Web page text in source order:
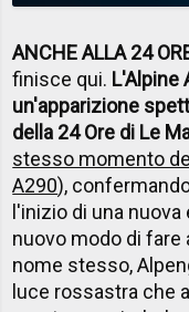
ANCHE ALLA 24
finisce qui. L'Alpine
un'apparizione
della 24 Ore di Le
stesso momento
A290),
l'inizio di una
nuovo modo di fare
nome stesso,
luce rossastra che